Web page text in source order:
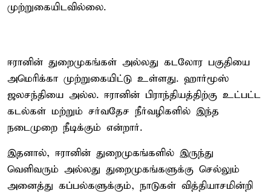
முற்றுகையிடவில்லை.
ஈரானின் துறைமுகங்கள் அல்லது கடலோர பகுதியை
அமெரிக்கா முற்றுகையிட்டு உள்ளது. ஹார்மூஸ்
ஜலசந்தியை அல்ல. ஈரானின் பிராந்தியத்திற்கு உட்பட்ட
கடல்கள் மற்றும் சர்வதேச நீர்வழிகளில் இந்த
நடைமுறை நீடிக்கும் என்றார்.
இதனால், ஈரானின் துறைமுகங்களில் இருந்து
வெளிவரும் அல்லது துறைமுகங்களுக்கு செல்லும்
அனைத்து கப்பல்களுக்கும், நாடுகள் வித்தியாசமின்றி